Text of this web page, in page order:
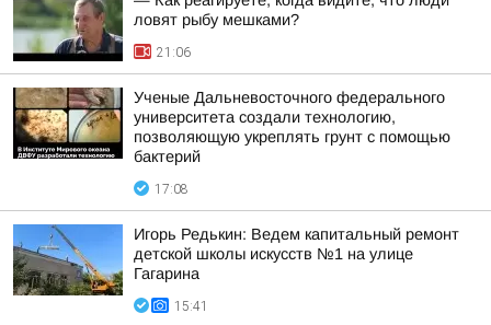
ловят рыбу мешками?
21:06
Ученые Дальневосточного федерального
университета создали технологию,
позволяющую укреплять грунт с помощью
бактерий
17:08
Игорь Редькин: Ведем капитальный ремонт
детской школы искусств №1 на улице
Гагарина
15:41